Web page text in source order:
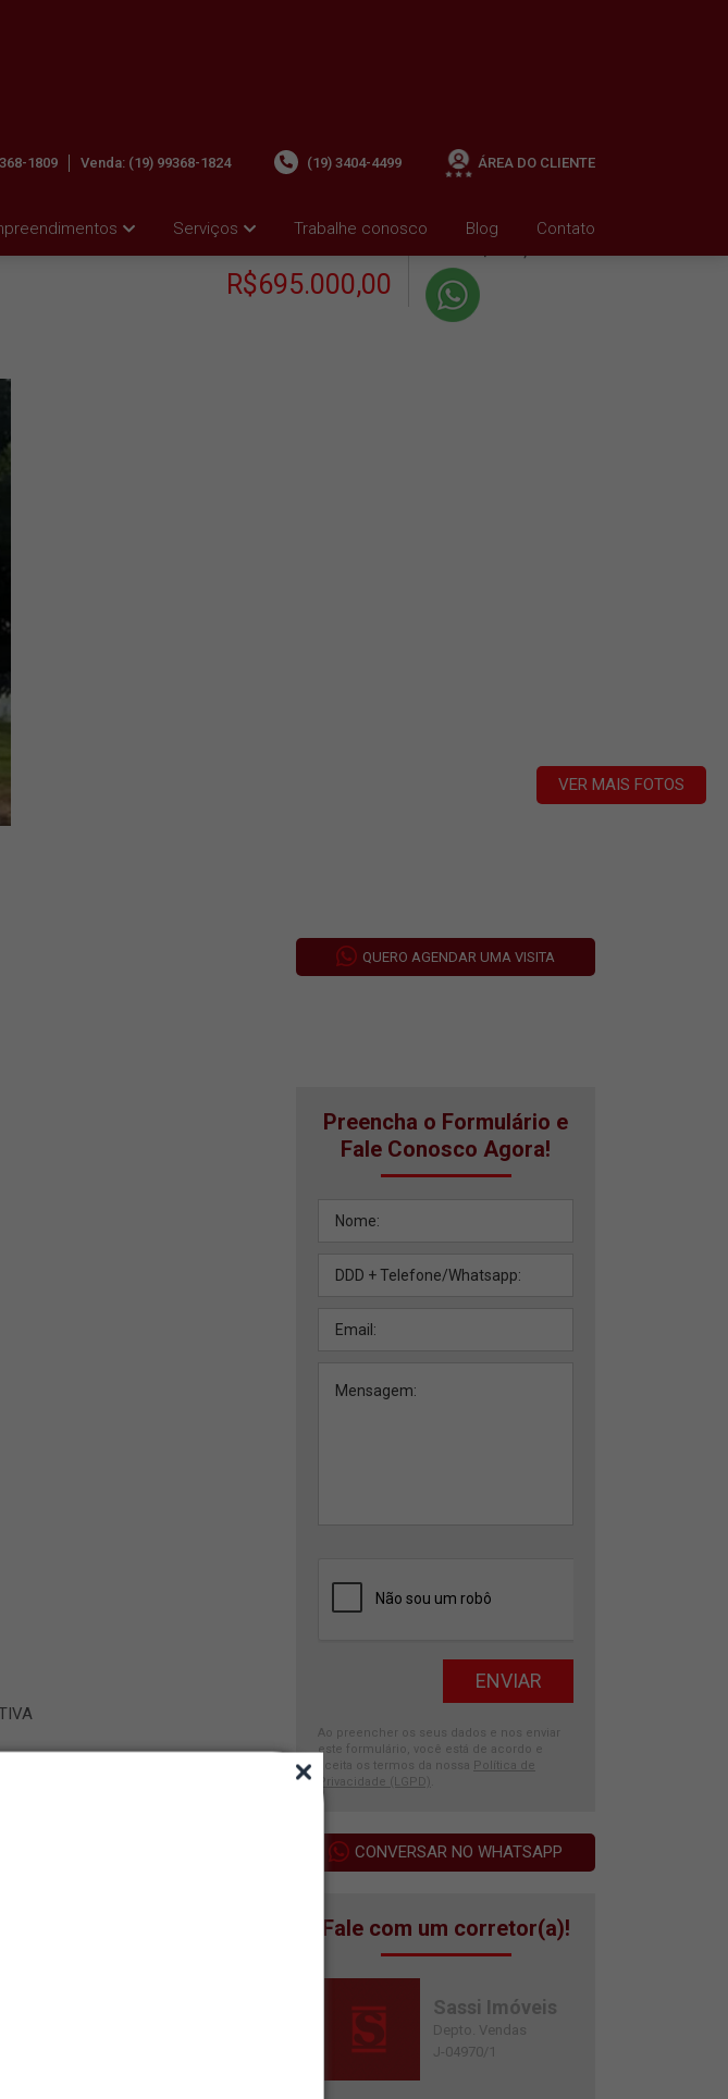
Serviços Trabalhe conosco Blog Contato
1809 Venda: (19) 99368-1824 (19) 3404-4499 ÁREA DO CLIENTE
R$695.000,00
+ Condomínio R$660,47
VER MAIS FOTOS
QUERO AGENDAR UMA VISITA
Preencha o Formulário e
Fale Conosco Agora!
Ao preencher os seus dados e nos enviar
este formulário, você está de acordo e
aceita os termos da nossa
Política de
Privacidade (LGPD)
CONVERSAR NO WHATSAPP
Fale com um corretor(a)!
Sassi Imóveis
Depto. Vendas
J-04970/1